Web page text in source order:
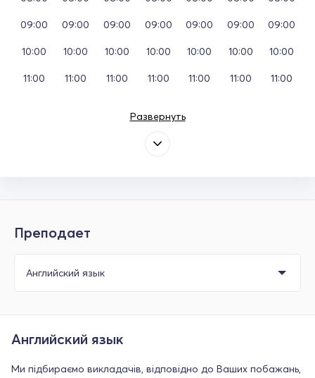
09:00
10:00
11:00
09:00
10:00
11:00
09:00
10:00
11:00
09:00
10:00
11:00
09:00
10:00
11:00
09:00
10:00
11:00
09:00
10:00
11:00
Развернуть
Преподает
Английский язык
Ми підбираємо викладачів, відповідно до Ваших побажань,